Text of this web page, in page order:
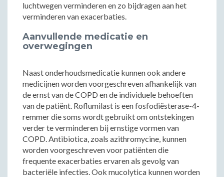
luchtwegen verminderen en zo bijdragen aan het
verminderen van exacerbaties.
Aanvullende medicatie en
overwegingen
Naast onderhoudsmedicatie kunnen ook andere
medicijnen worden voorgeschreven afhankelijk van
de ernst van de COPD en de individuele behoeften
van de patiënt. Roflumilast is een fosfodiësterase-4-
remmer die soms wordt gebruikt om ontstekingen
verder te verminderen bij ernstige vormen van
COPD. Antibiotica, zoals azithromycine, kunnen
worden voorgeschreven voor patiënten die
frequente exacerbaties ervaren als gevolg van
bacteriële infecties. Ook mucolytica kunnen worden